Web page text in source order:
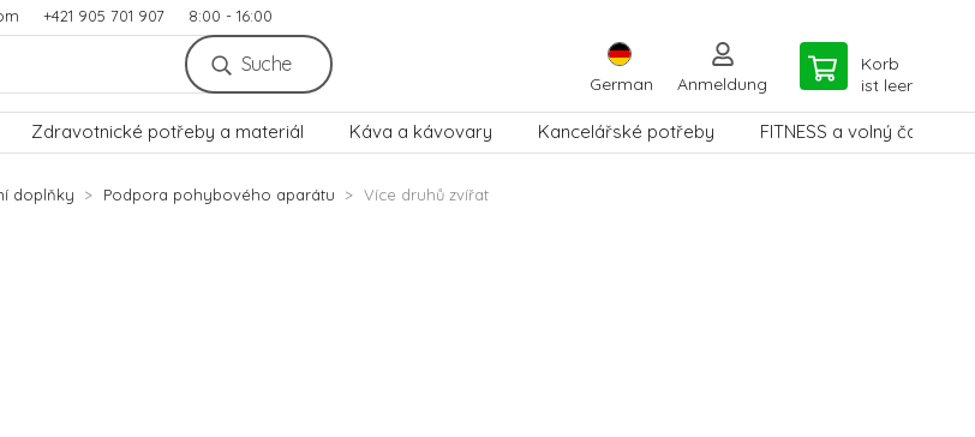
+421 905 701 907 8:00 - 16:00
Suche
German Anmeldung
Korb
ist leer
Zdravotnické potřeby a materiál Káva a kávovary Kancelářské potřeby FITNESS a volný čas
doplňky Podpora pohybového aparátu Více druhů zvířat